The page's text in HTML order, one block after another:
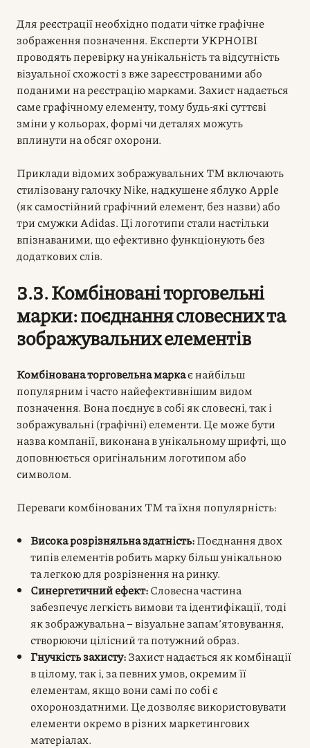
Для реєстрації необхідно подати чітке графічне
зображення позначення. Експерти УКРНОІВІ
проводять перевірку на унікальність та відсутність
візуальної схожості з вже зареєстрованими або
поданими на реєстрацію марками. Захист надається
саме графічному елементу, тому будь-які суттєві
зміни у кольорах, формі чи деталях можуть
вплинути на обсяг охорони.
Приклади відомих зображувальних ТМ включають
стилізовану галочку Nike, надкушене яблуко Apple
(як самостійний графічний елемент, без назви) або
три смужки Adidas. Ці логотипи стали настільки
впізнаваними, що ефективно функціонують без
додаткових слів.
3.3. Комбіновані торговельні
марки: поєднання словесних та
зображувальних елементів
Комбінована торговельна маркає найбільш
популярним і часто найефективнішим видом
позначення. Вона поєднує в собі як словесні, так і
зображувальні (графічні) елементи. Це може бути
назва компанії, виконана в унікальному шрифті, що
доповнюється оригінальним логотипом або
символом.
Переваги комбінованих ТМ та їхня популярність:
Висока розрізняльна здатність:Поєднання двох
типів елементів робить марку більш унікальною
та легкою для розрізнення на ринку.
Синергетичний ефект:Словесна частина
забезпечує легкість вимови та ідентифікації, тоді
як зображувальна – візуальне запам’ятовування,
створюючи цілісний та потужний образ.
Гнучкість захисту:Захист надається як комбінації
в цілому, так і, за певних умов, окремим її
елементам, якщо вони самі по собі є
охороноздатними. Це дозволяє використовувати
елементи окремо в різних маркетингових
матеріалах.